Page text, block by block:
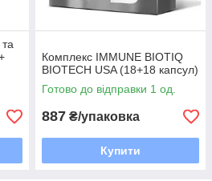
Комплекс IMMUNE BIOTIQ
BIOTECH USA (18+18 капсул)
Готово до відправки 1 од.
887 ₴/упаковка
Купити